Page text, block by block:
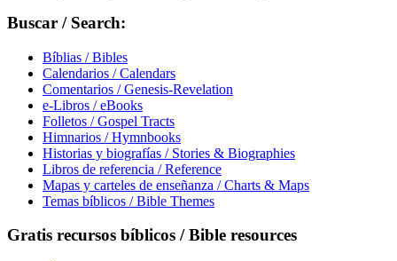
Buscar / Search:
Bíblias / Bibles
Calendarios / Calendars
Comentarios / Genesis-Revelation
e-Libros / eBooks
Folletos / Gospel Tracts
Himnarios / Hymnbooks
Historias y biografías / Stories & Biographies
Libros de referencia / Reference
Mapas y carteles de enseñanza / Charts & Maps
Temas bíblicos / Bible Themes
Gratis recursos bíblicos / Bible resources